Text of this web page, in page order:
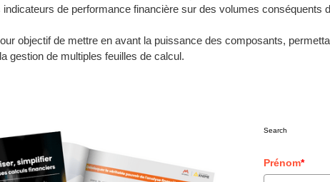
de performance financière sur des volumes conséquents
objectif de mettre en avant la puissance des composants,
gestion de multiples feuilles de calcul.
Search
Prénom*